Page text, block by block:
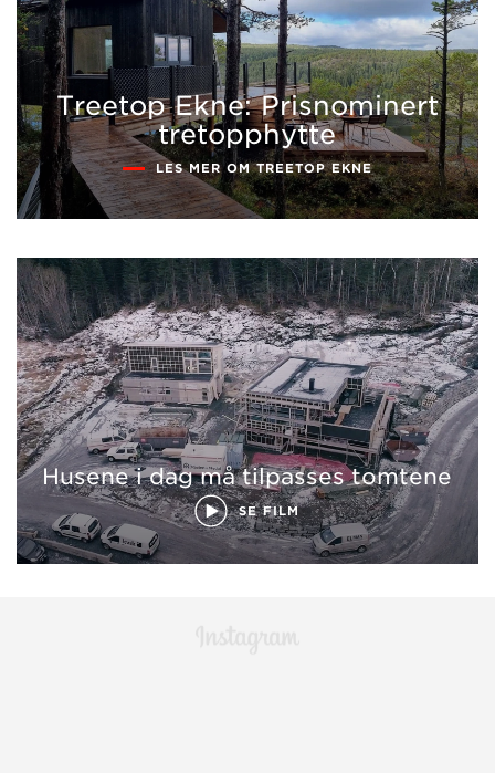
Treetop Ekne: Prisnominert
tretopphytte
LES MER OM TREETOP EKNE
Husene i dag må tilpasses tomtene
SE FILM